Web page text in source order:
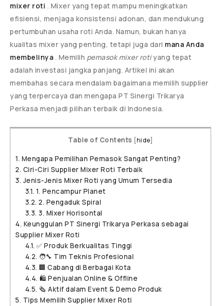
mixer roti . Mixer yang tepat mampu meningkatkan
efisiensi, menjaga konsistensi adonan, dan mendukung
pertumbuhan usaha roti Anda. Namun, bukan hanya
kualitas mixer yang penting, tetapi juga dari mana Anda
membelinya . Memilih pemasok mixer rotiyang tepat
adalah investasi jangka panjang. Artikel ini akan
membahas secara mendalam bagaimana memilih supplier
yang terpercaya dan mengapa PT Sinergi Trikarya
Perkasa menjadi pilihan terbaik di Indonesia.
Table of Contents [hide]
1. Mengapa Pemilihan Pemasok Sangat Penting?
2. Ciri-Ciri Supplier Mixer Roti Terbaik
3. Jenis-Jenis Mixer Roti yang Umum Tersedia
3.1. 1. Pencampur Planet
3.2. 2. Pengaduk Spiral
3.3. 3. Mixer Horisontal
4. Keunggulan PT Sinergi Trikarya Perkasa sebagai
Supplier Mixer Roti
4.1. ✅ Produk Berkualitas Tinggi
4.2. 🧑‍🔧 Tim Teknis Profesional
4.3. 🏢 Cabang di Berbagai Kota
4.4. 🛍️ Penjualan Online & Offline
4.5. 🗞️ Aktif dalam Event & Demo Produk
5. Tips Memilih Supplier Mixer Roti